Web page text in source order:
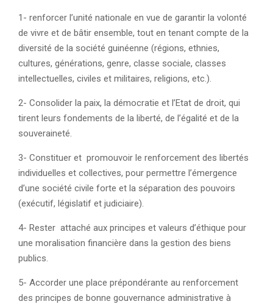
1- renforcer l’unité nationale en vue de garantir la volonté
de vivre et de bâtir ensemble, tout en tenant compte de la
diversité de la société guinéenne (régions, ethnies,
cultures, générations, genre, classe sociale, classes
intellectuelles, civiles et militaires, religions, etc.).
2- Consolider la paix, la démocratie et l’Etat de droit, qui
tirent leurs fondements de la liberté, de l’égalité et de la
souveraineté.
3- Constituer et promouvoir le renforcement des libertés
individuelles et collectives, pour permettre l’émergence
d’une société civile forte et la séparation des pouvoirs
(exécutif, législatif et judiciaire).
4- Rester attaché aux principes et valeurs d’éthique pour
une moralisation financière dans la gestion des biens
publics.
5- Accorder une place prépondérante au renforcement
des principes de bonne gouvernance administrative à